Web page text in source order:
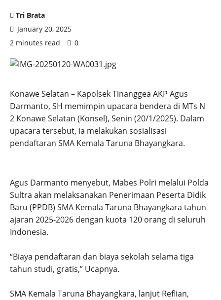
Tri Brata
January 20, 2025
2 minutes read
0
Konawe Selatan – Kapolsek Tinanggea AKP Agus
Darmanto, SH memimpin upacara bendera di MTs N
2 Konawe Selatan (Konsel), Senin (20/1/2025). Dalam
upacara tersebut, ia melakukan sosialisasi
pendaftaran SMA Kemala Taruna Bhayangkara.
Agus Darmanto menyebut, Mabes Polri melalui Polda
Sultra akan melaksanakan Penerimaan Peserta Didik
Baru (PPDB) SMA Kemala Taruna Bhayangkara tahun
ajaran 2025-2026 dengan kuota 120 orang di seluruh
Indonesia.
“Biaya pendaftaran dan biaya sekolah selama tiga
tahun studi, gratis,” Ucapnya.
SMA Kemala Taruna Bhayangkara, lanjut Reflian,